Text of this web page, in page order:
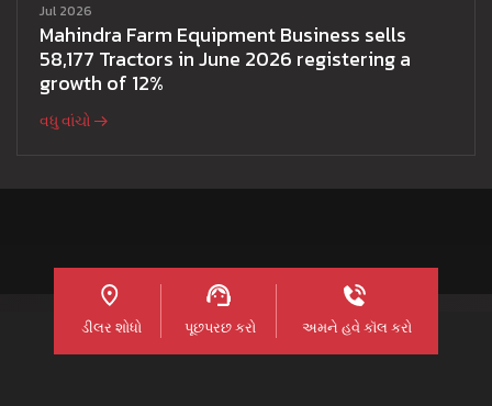
Jul 2026
Mahindra Farm Equipment Business sells
58,177 Tractors in June 2026 registering a
growth of 12%
વધુ વાંચો
ડીલર શોધો પૂછપરછ કરો અમને હવે કૉલ કરો